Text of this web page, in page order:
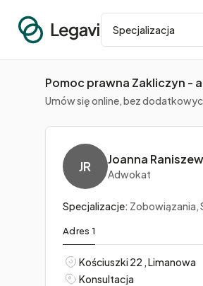
Specjalizacja
Pomoc prawna Zakliczyn -
Umów się online, bez
JR Joanna
Adwokat
Specjalizacje: Zobowiązania,
Adres 1
Kościuszki 22 , Limanowa
Konsultacja